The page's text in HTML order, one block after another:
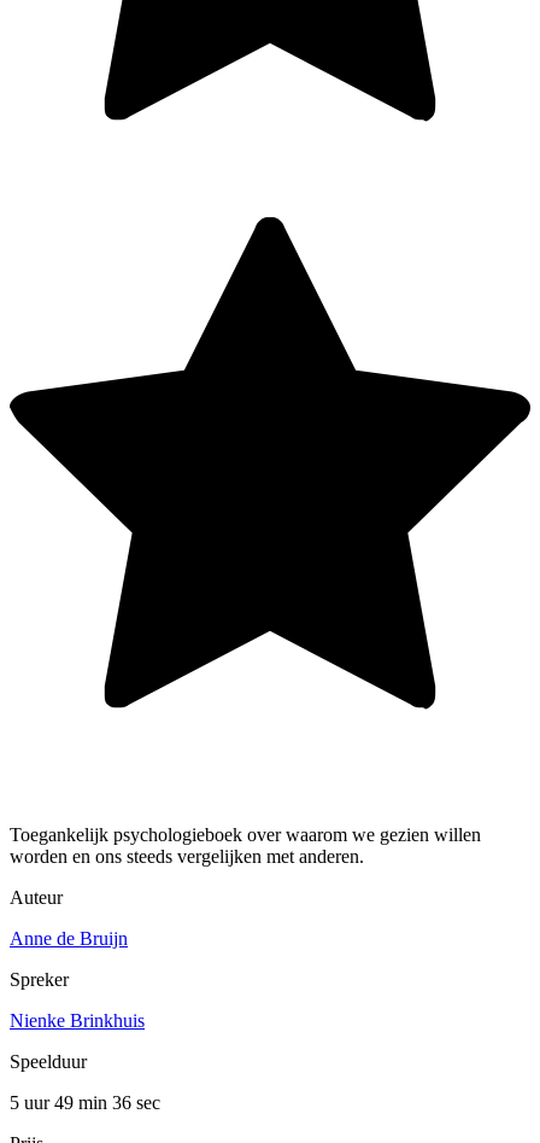
Toegankelijk psychologieboek over waarom we gezien willen
worden en ons steeds vergelijken met anderen.
Auteur
Anne de Bruijn
Spreker
Nienke Brinkhuis
Speelduur
5 uur 49 min 36 sec